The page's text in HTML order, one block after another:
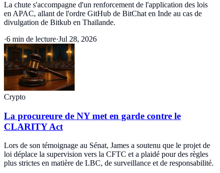
La chute s'accompagne d'un renforcement de l'application des lois
en APAC, allant de l'ordre GitHub de BitChat en Inde au cas de
divulgation de Bitkub en Thaïlande.
·6 min de lecture·Jul 28, 2026
Crypto
La procureure de NY met en garde contre le
CLARITY Act
Lors de son témoignage au Sénat, James a soutenu que le projet de
loi déplace la supervision vers la CFTC et a plaidé pour des règles
plus strictes en matière de LBC, de surveillance et de responsabilité.